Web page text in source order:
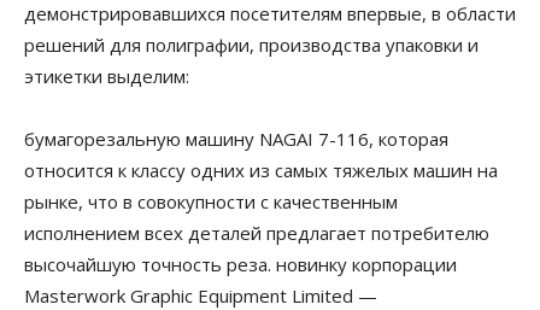
демонстрировавшихся посетителям впервые, в области
решений для полиграфии, производства упаковки и
этикетки выделим:
бумагорезальную машину NAGAI 7-116, которая
относится к классу одних из самых тяжелых машин на
рынке, что в совокупности с качественным
исполнением всех деталей предлагает потребителю
высочайшую точность реза. новинку корпорации
Masterwork Graphic Equipment Limited —